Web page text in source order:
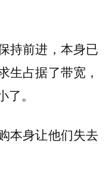
持前进，本身已
生占据了带宽，
。
本身让他们失去